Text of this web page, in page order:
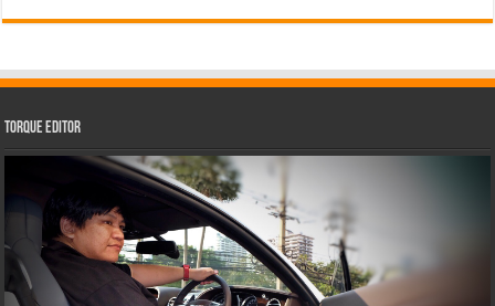
Torque Editor